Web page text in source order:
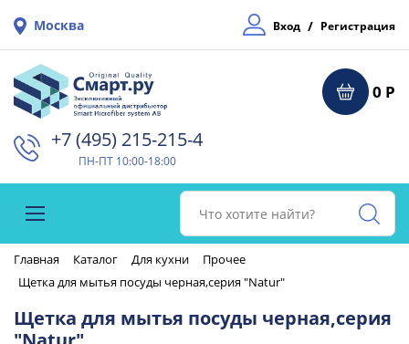
Москва Вход / Регистрация
0 Р
+7 (495) 215-215-4⁠
ПН-ПТ 10:00-18:00
Главная Каталог Для кухни
Прочее
Щетка для мытья посуды черная,серия "Natur"
Щетка для мытья посуды черная,серия